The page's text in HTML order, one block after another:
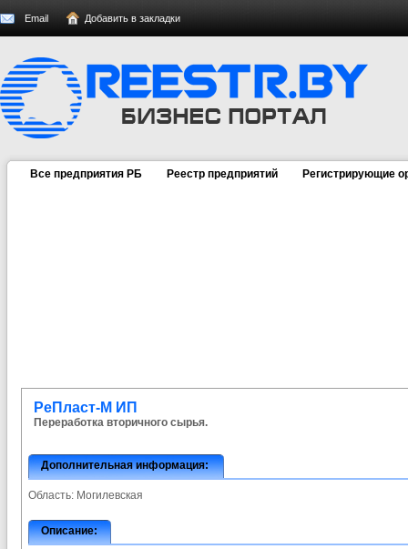
Email Добавить в закладки
Все предприятия РБ Реестр предприятий Регистрирующие
РеПласт-М ИП
Переработка вторичного сырья.
Дополнительная информация:
Область: Могилевская
Описание: